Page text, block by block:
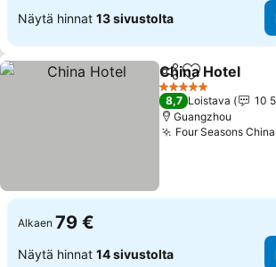
Näytä hinnat 13 sivustolta
Jaa Lisää
China Hotel
5 Tähtiluokitus
8,7 Loistava
10
Guangzhou
Four Seasons
Alkaen 79 €
Näytä hinnat 14 sivustolta